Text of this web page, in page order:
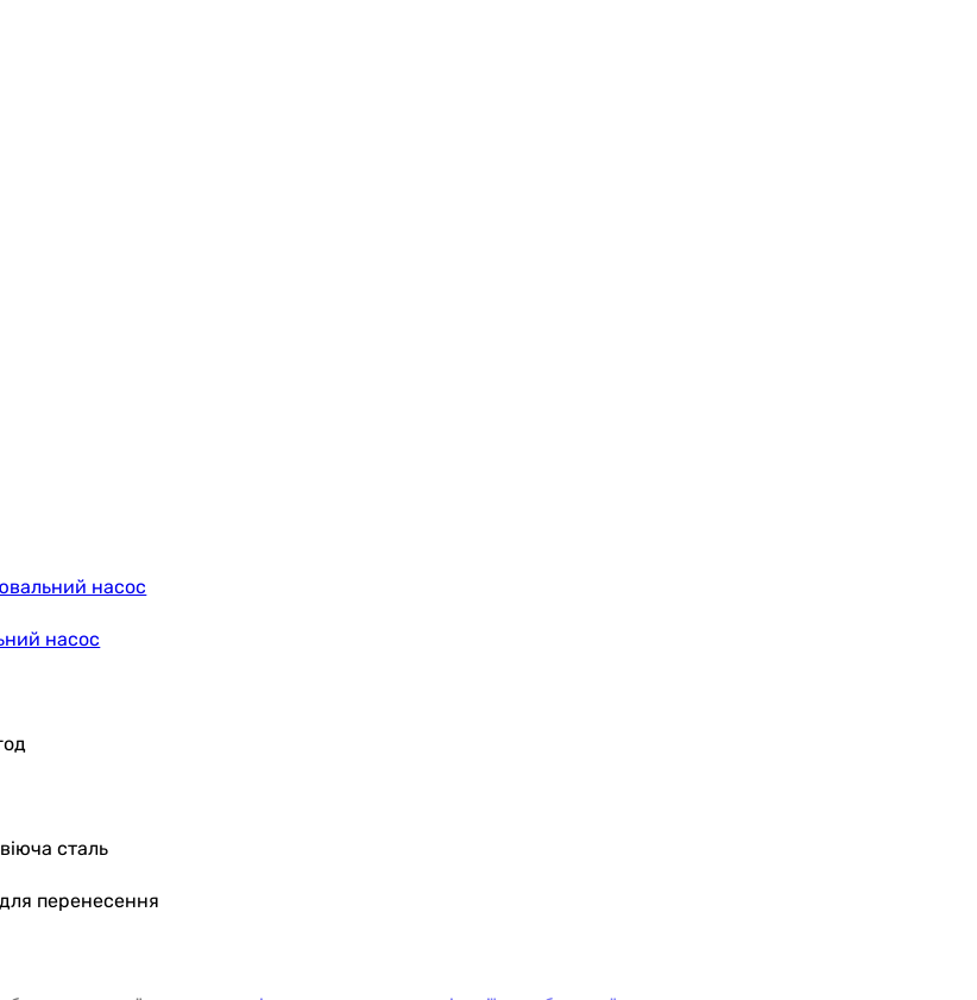
насос
насос
сталь
перенесення